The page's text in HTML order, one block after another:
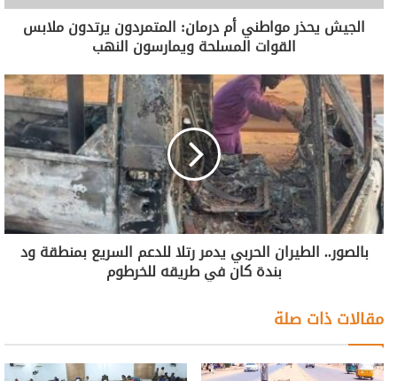
الجيش يحذر مواطني أم درمان: المتمردون يرتدون ملابس
القوات المسلحة ويمارسون النهب
بالصور.. الطيران الحربي يدمر رتلا للدعم السريع بمنطقة ود
بندة كان في طريقه للخرطوم
مقالات ذات صلة